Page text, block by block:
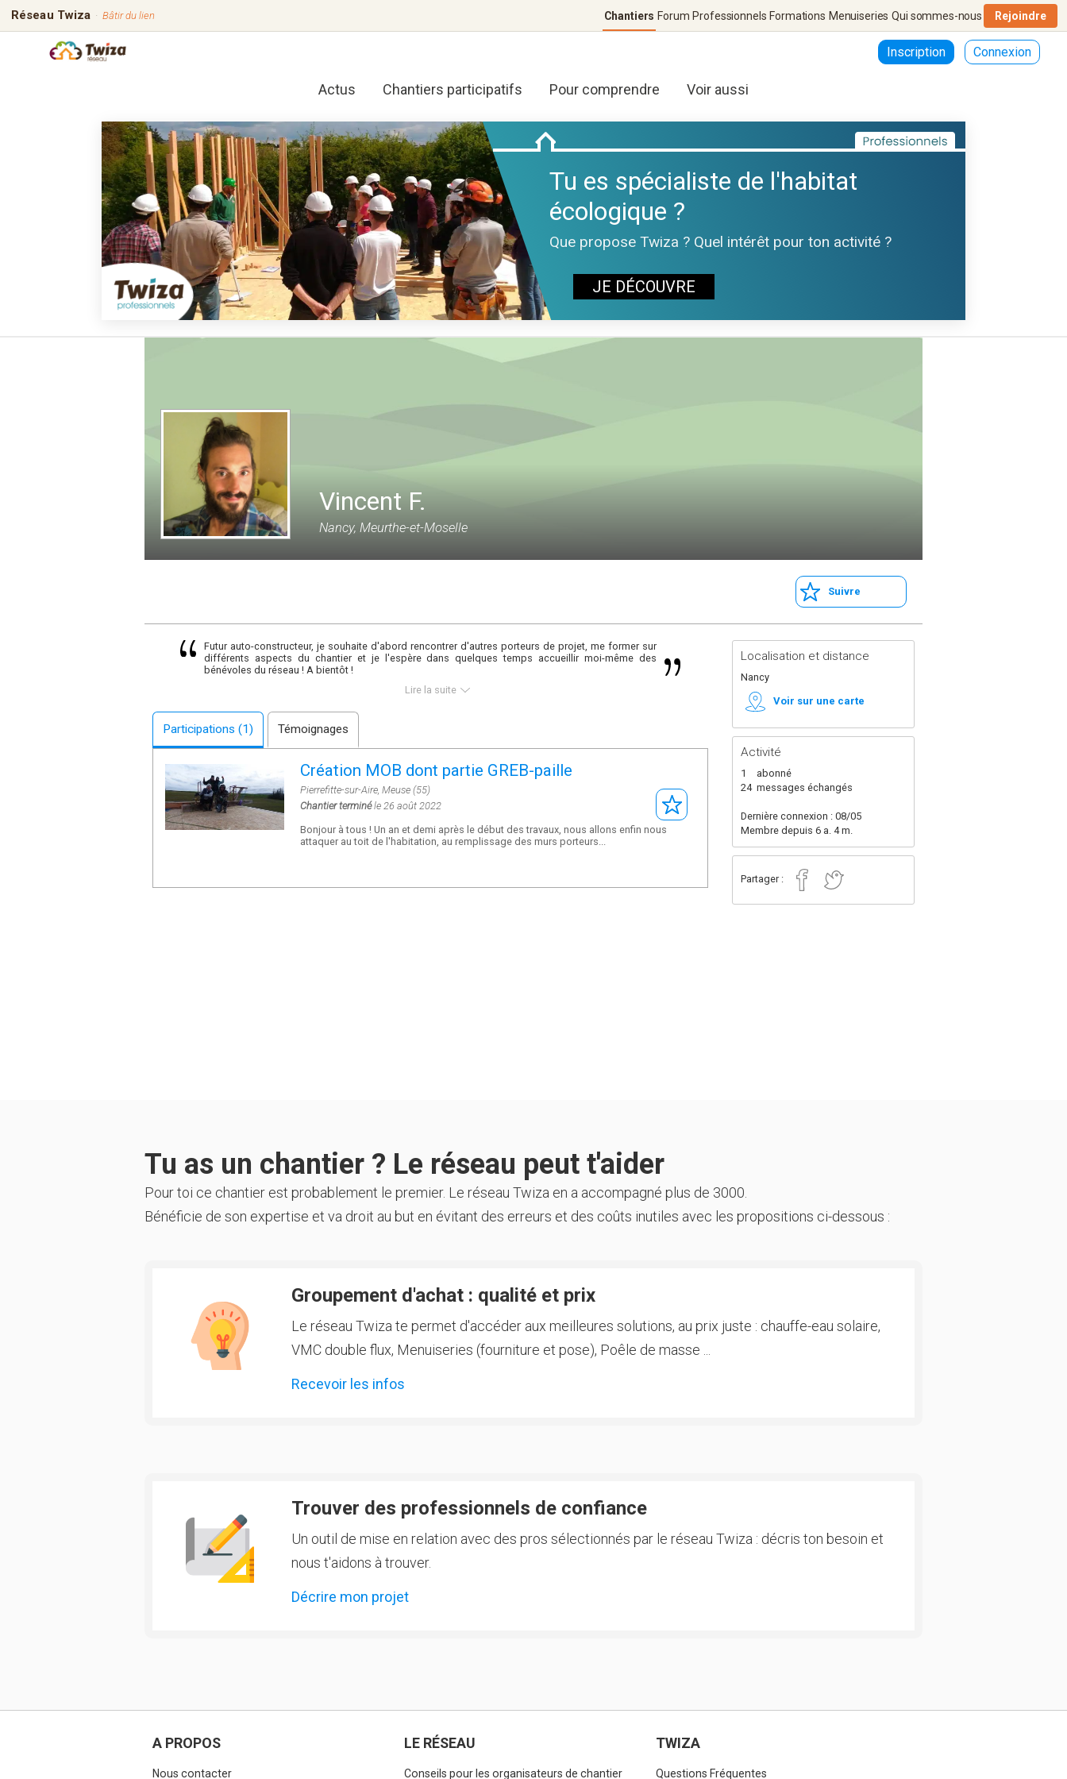
Réseau Twiza · Bâtir du lien Chantiers Forum Professionnels Formations Menuiseries Qui sommes-nous Rejoindre
Inscription Connexion
Actus Chantiers participatifs Pour comprendre Voir aussi
Tu es spécialiste de l'habitat
écologique ?
Que propose Twiza ? Quel intérêt pour ton activité ?
JE DÉCOUVRE
Vincent F.
Nancy, Meurthe-et-Moselle
Suivre
Futur auto-constructeur, je souhaite d'abord rencontrer d'autres porteurs de projet, me former sur
différents aspects du chantier et je l'espère dans quelques temps accueillir moi-même des
bénévoles du réseau ! A bientôt !
Lire la suite
Localisation et distance
Nancy
Voir sur une carte
Activité
1
abonné
24 messages échangés
Dernière connexion : 08/05
Membre depuis 6 a. 4 m.
Partager :
Participations (1) Témoignages
Création MOB dont partie GREB-paille
Pierrefitte-sur-Aire, Meuse (55)
Chantier terminéle 26 août 2022
Bonjour à tous ! Un an et demi après le début des travaux, nous allons enfin nous
attaquer au toit de l'habitation, au remplissage des murs porteurs...
Tu as un chantier ? Le réseau peut t'aider
Pour toi ce chantier est probablement le premier. Le réseau Twiza en a accompagné plus de 3000.
Bénéficie de son expertise et va droit au but en évitant des erreurs et des coûts inutiles avec les propositions ci-dessous :
Groupement d'achat : qualité et prix
Le réseau Twiza te permet d'accéder aux meilleures solutions, au prix juste : chauffe-eau solaire,
VMC double flux, Menuiseries (fourniture et pose), Poêle de masse ...
Recevoir les infos
Trouver des professionnels de confiance
Un outil de mise en relation avec des pros sélectionnés par le réseau Twiza : décris ton besoin et
nous t'aidons à trouver.
Décrire mon projet
A PROPOS
Nous contacter
LE RÉSEAU
Conseils pour les organisateurs de chantier
TWIZA
Questions Fréquentes